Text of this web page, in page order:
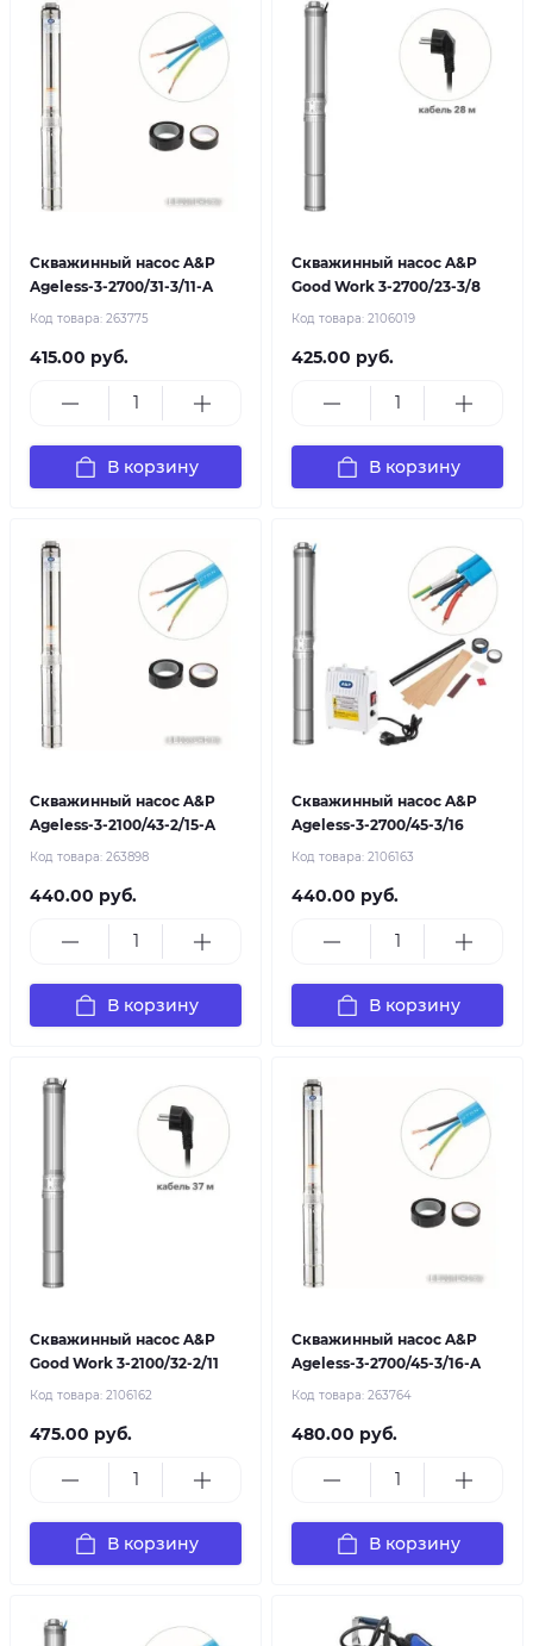
Скважинный насос A&P
Ageless-3-2700/31-3/11-A
Код товара: 263775
415.00 руб.
В корзину
Скважинный насос A&P
Good Work 3-2700/23-3/8
Код товара: 2106019
425.00 руб.
В корзину
Скважинный насос A&P
Ageless-3-2100/43-2/15-A
Код товара: 263898
440.00 руб.
В корзину
Скважинный насос A&P
Ageless-3-2700/45-3/16
Код товара: 2106163
440.00 руб.
В корзину
Скважинный насос A&P
Good Work 3-2100/32-2/11
Код товара: 2106162
475.00 руб.
В корзину
Скважинный насос A&P
Ageless-3-2700/45-3/16-A
Код товара: 263764
480.00 руб.
В корзину